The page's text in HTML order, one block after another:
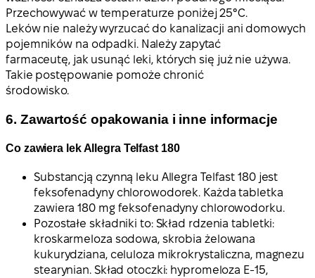
Przechowywać w temperaturze poniżej 25°C.
Leków nie należy wyrzucać do kanalizacji ani domowych
pojemników na odpadki. Należy zapytać
farmaceutę, jak usunąć leki, których się już nie używa.
Takie postępowanie pomoże chronić
środowisko.
6. Zawartość opakowania i inne informacje
Co zawiera lek Allegra Telfast 180
Substancją czynną leku Allegra Telfast 180 jest
feksofenadyny chlorowodorek. Każda tabletka
zawiera 180 mg feksofenadyny chlorowodorku.
Pozostałe składniki to: Skład rdzenia tabletki:
kroskarmeloza sodowa, skrobia żelowana
kukurydziana, celuloza mikrokrystaliczna, magnezu
stearynian. Skład otoczki: hypromeloza E-15,